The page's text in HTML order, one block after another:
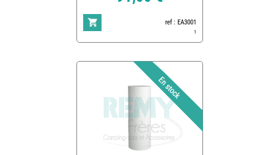
ref : EA3001
1